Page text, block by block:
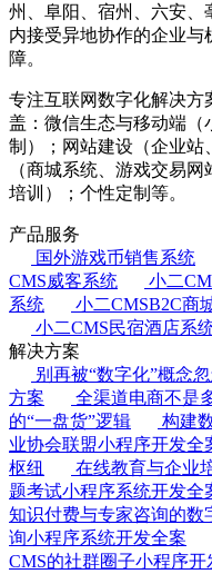
州、阜阳、宿州、六安、
内接受异地协作的企业与
障。
专注互联网数字化解决方
盖：微信生态与移动端（
制）；网站建设（企业站
（商城系统、游戏交易
培训）；个性定制等。
产品服务
国外游戏币销售系统
CMS威客系统
小二
系统
小二CMSB2C商
小二CMS民宿酒店系
解决方案
别再被“数字化”概念
方案
全渠道电商不是
的“一盘货”逻辑
构建
业协会联盟小程序开发
枢纽
在线教育与企业
题考试小程序系统开发全
知识付费与专家咨询的数
询小程序系统开发全案
CMS的社群圈子小程序